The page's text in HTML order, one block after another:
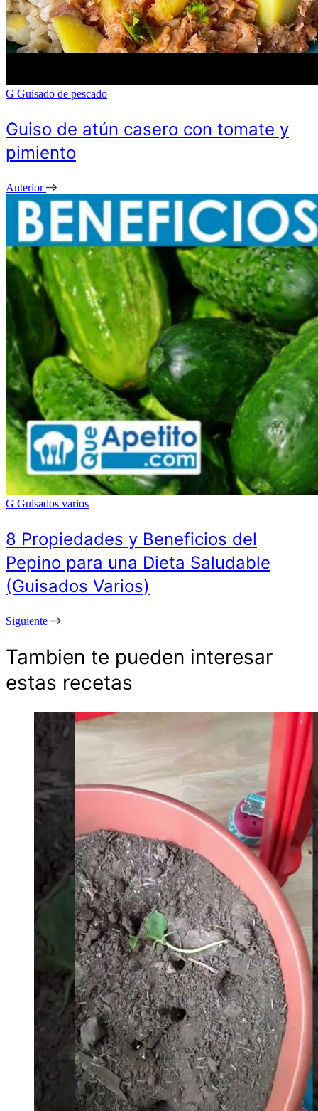
G Guisado de pescado
Guiso de atún casero con tomate y
pimiento
Anterior
G Guisados varios
8 Propiedades y Beneficios del
Pepino para una Dieta Saludable
(Guisados Varios)
Siguiente
Tambien te pueden interesar
estas recetas